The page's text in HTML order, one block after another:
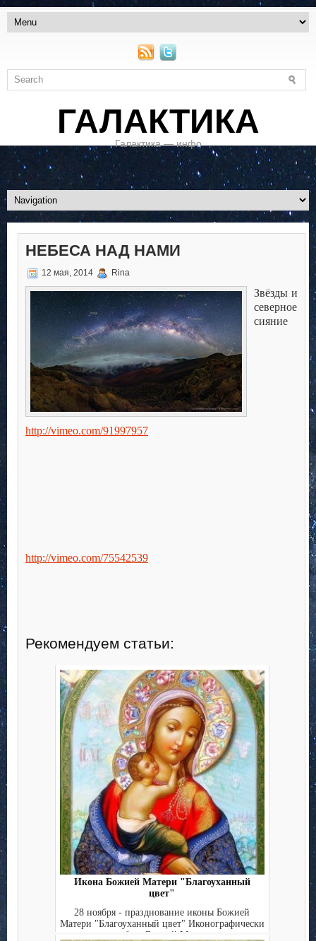
ГАЛАКТИКА
Галактика — инфо
НЕБЕСА НАД НАМИ
12 мая, 2014 Rina
Звёзды и
северное
сияние
http://vimeo.com/91997957
http://vimeo.com/75542539
Рекомендуем статьи:
Икона Божией Матери "Благоуханный
цвет"
28 ноября - празднование иконы Божией
Матери "Благоуханный цвет" Иконографически
образ Божьей Мат...